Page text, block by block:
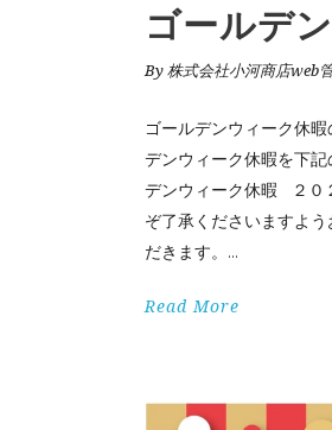
ゴールデ
By 株式会社小河商店web
ゴールデンウィーク休
デンウィーク休暇を下
デンウィーク休暇 ２０
ぞ了承くださいますよ
だきます。
Read More